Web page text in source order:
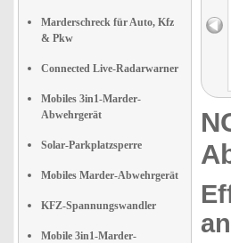
Marderschreck für Auto, Kfz
& Pkw
Connected Live-Radarwarner
Mobiles 3in1-Marder-
Abwehrgerät
Solar-Parkplatzsperre
Mobiles Marder-Abwehrgerät
KFZ-Spannungswandler
Mobile 3in1-Marder-